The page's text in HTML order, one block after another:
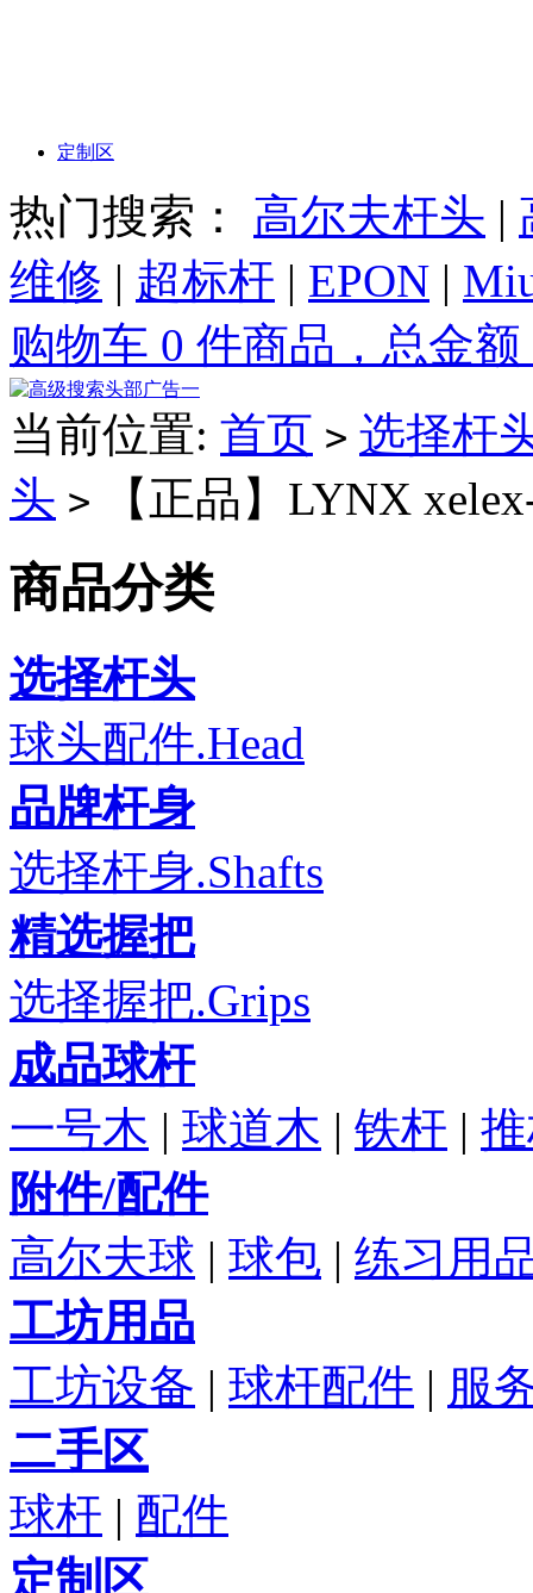
定制区
热门搜索： 高尔夫杆头 |
维修 | 超标杆 | EPON |
购物车 0 件商品，总金
当前位置: 首页 > 选择杆
头 > 【正品】LYNX
商品分类
选择杆头
球头配件.Head
品牌杆身
选择杆身.Shafts
精选握把
选择握把.Grips
成品球杆
一号木 | 球道木 | 铁杆 |
附件/配件
高尔夫球 | 球包 | 练习用
工坊用品
工坊设备 | 球杆配件 | 服
二手区
球杆 | 配件
定制区